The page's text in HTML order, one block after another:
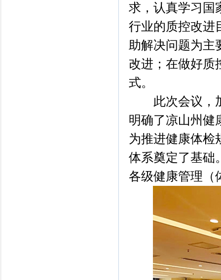
求，认真学习国
行业的质控改进
助解决问题为主
改进；在做好质
式。
此次会议，加
明确了凉山州健
为推进健康体检
体系奠定了基础
各级健康管理（